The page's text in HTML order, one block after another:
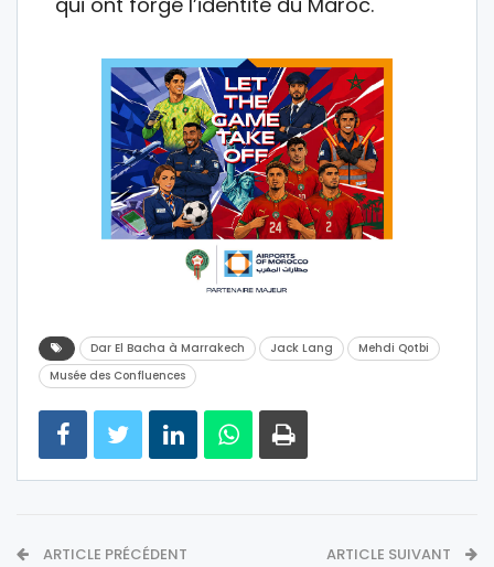
Dar El Bacha à Marrakech Jack Lang
Mehdi Qotbi
Musée des Confluences
ARTICLE PRÉCÉDENT ARTICLE SUIVANT